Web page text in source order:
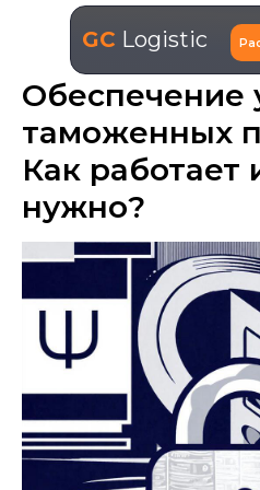
GC Logistic
Обеспечение
таможенных
Как работает
нужно?